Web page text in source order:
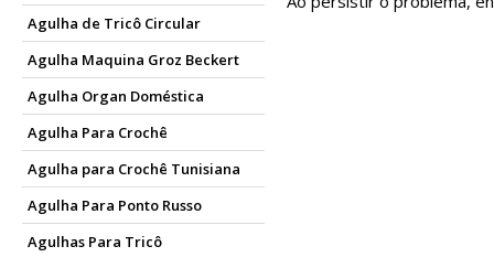
Agulha de Tricô Circular
Agulha Maquina Groz Beckert
Agulha Organ Doméstica
Agulha Para Crochê
Agulha para Crochê Tunisiana
Agulha Para Ponto Russo
Agulhas Para Tricô